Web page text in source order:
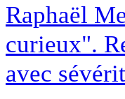
Raphaël
curieux".
avec